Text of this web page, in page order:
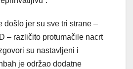
došlo jer su sve tri strane –
– različito protumačile nacrt
su nastavljeni i
je održao dodatne